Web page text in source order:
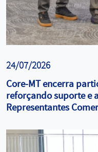
24/07/2026
Core-MT encerra
reforçando suporte e
Representantes